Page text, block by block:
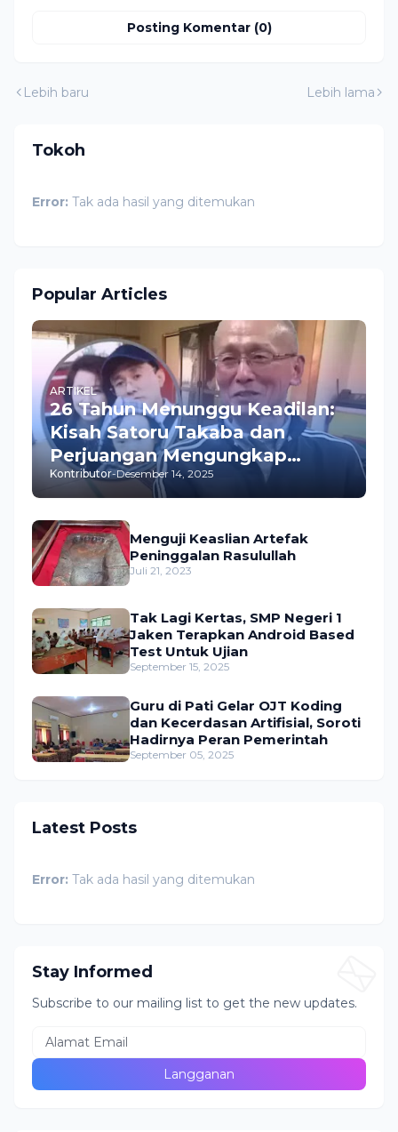
Posting Komentar (0)
Lebih baru Lebih lama
Tokoh
Error: Tak ada hasil yang ditemukan
Popular Articles
ARTIKEL
26 Tahun Menunggu Keadilan:
Kisah Satoru Takaba dan
Perjuangan Mengungkap
Pembunuhan Istrinya
Kontributor-Desember 14, 2025
Menguji Keaslian Artefak
Peninggalan Rasulullah
Juli 21, 2023
Tak Lagi Kertas, SMP Negeri 1
Jaken Terapkan Android Based
Test Untuk Ujian
September 15, 2025
Guru di Pati Gelar OJT Koding
dan Kecerdasan Artifisial, Soroti
Hadirnya Peran Pemerintah
September 05, 2025
Latest Posts
Error: Tak ada hasil yang ditemukan
Stay Informed
Subscribe to our mailing list to get the new updates.